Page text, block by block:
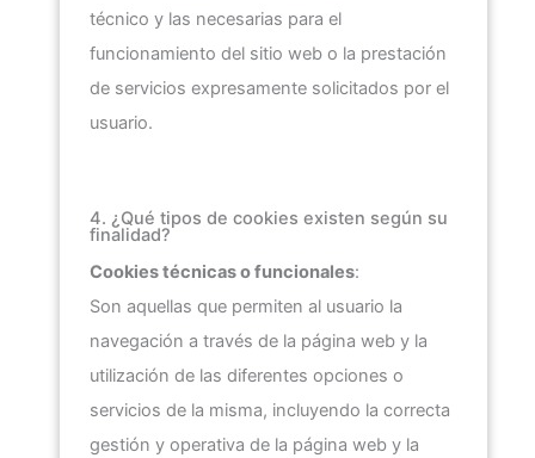
técnico y las necesarias para el
funcionamiento del sitio web o la prestación
de servicios expresamente solicitados por el
usuario.
4. ¿Qué tipos de cookies existen según su
finalidad?
Cookies técnicas o funcionales:
Son aquellas que permiten al usuario la
navegación a través de la página web y la
utilización de las diferentes opciones o
servicios de la misma, incluyendo la correcta
gestión y operativa de la página web y la